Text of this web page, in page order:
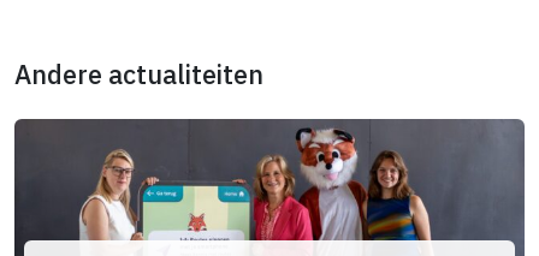
Andere actualiteiten